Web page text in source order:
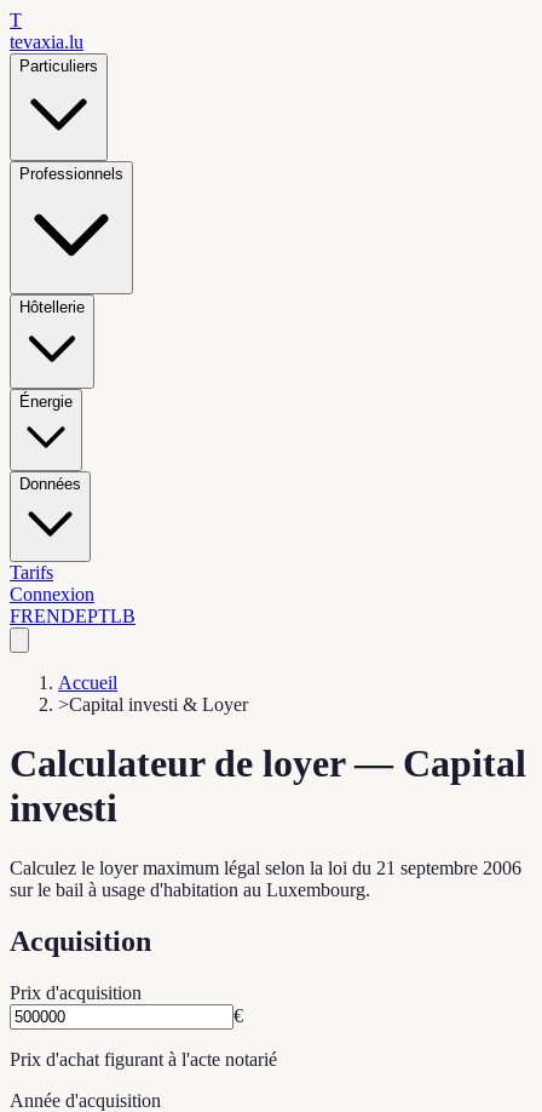
T
tevaxia.lu
Particuliers
Professionnels
Hôtellerie
Énergie
Données
Tarifs
Connexion
FRENDEPTLB
Accueil
>Capital investi & Loyer
Calculateur de loyer — Capital
investi
Calculez le loyer maximum légal selon la loi du 21 septembre 2006
sur le bail à usage d'habitation au Luxembourg.
Acquisition
Prix d'acquisition
€
Prix d'achat figurant à l'acte notarié
Année d'acquisition